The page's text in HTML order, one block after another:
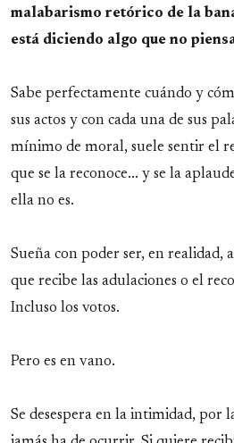
malabarismo retórico de la
está diciendo algo que no
Sabe perfectamente cuándo y
sus actos y con cada una de sus
mínimo de moral, suele sentir el
que se la reconoce... y se la
ella no es.
Sueña con poder ser, en realidad,
que recibe las adulaciones o el
Incluso los votos.
Pero es en vano.
Se desespera en la intimidad, por